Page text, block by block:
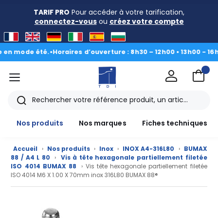
TARIF PRO Pour accéder à votre tarification,
connectez-vousou créez votre compte
été.•Horaires d’ouverture : 8h30 – 12h00 • 13h00 - 16h30|
menu
Rechercher
Nos produits
Nos marques Fiches techniques
Accueil › Nos produits › Inox › INOX A4-316L80 › BUMAX
88 / A4 L 80
› Vis à tête hexagonale partiellement filetée
ISO 4014 BUMAX 88
› Vis tête hexagonale partiellement filetée
ISO 4014 M6 X 1.00 X 70mm inox 316L80 BUMAX 88®